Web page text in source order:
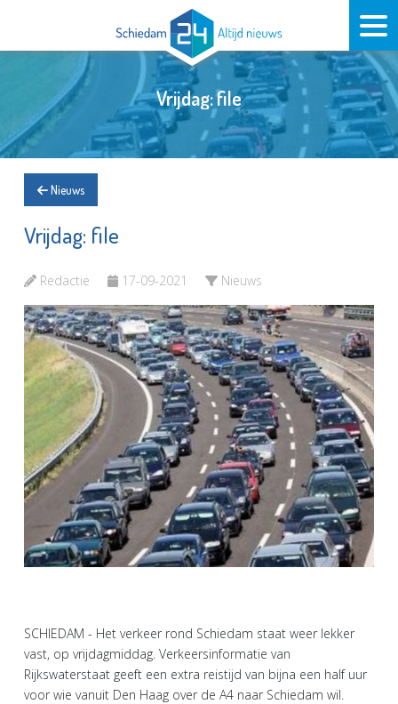
Vrijdag: file
Nieuws
Vrijdag: file
Redactie 17-09-2021 Nieuws
SCHIEDAM - Het verkeer rond Schiedam staat weer lekker
vast, op vrijdagmiddag. Verkeersinformatie van
Rijkswaterstaat geeft een extra reistijd van bijna een half uur
voor wie vanuit Den Haag over de A4 naar Schiedam wil.